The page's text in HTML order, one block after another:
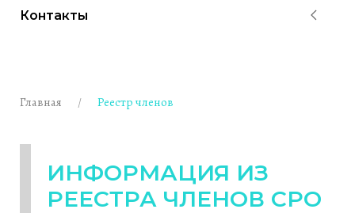
Контакты
Главная Реестр членов
ИНФОРМАЦИЯ ИЗ
РЕЕСТРА ЧЛЕНОВ СРО